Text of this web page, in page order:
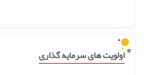
اولویت های سرمایه گذاری